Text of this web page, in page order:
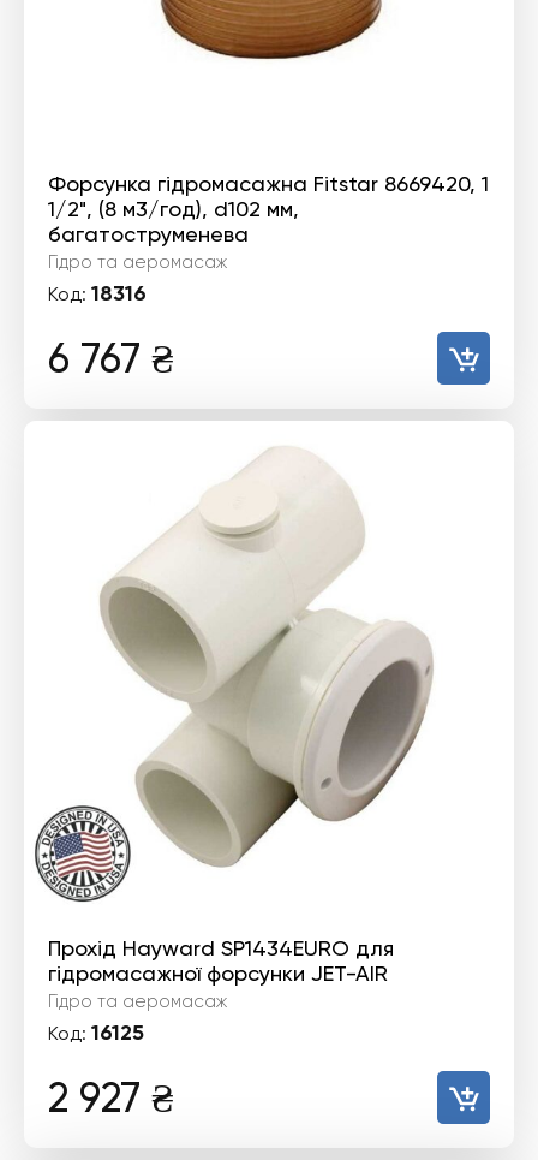
Форсунка гідромасажна Fitstar 8669420, 1
1/2", (8 м3/год), d102 мм,
багатоструменева
Гідро та аеромасаж
Код: 18316
6 767 ₴
Прохід Hayward SP1434EURO для
гідромасажної форсунки JET-AIR
Гідро та аеромасаж
Код: 16125
2 927 ₴